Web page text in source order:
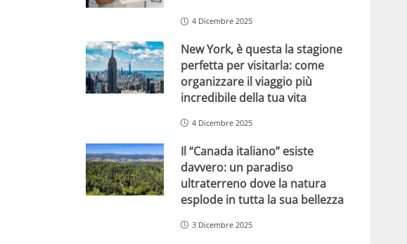
4 Dicembre 2025
New York, è questa la stagione
perfetta per visitarla: come
organizzare il viaggio più
incredibile della tua vita
4 Dicembre 2025
Il “Canada italiano” esiste
davvero: un paradiso
ultraterreno dove la natura
esplode in tutta la sua bellezza
3 Dicembre 2025